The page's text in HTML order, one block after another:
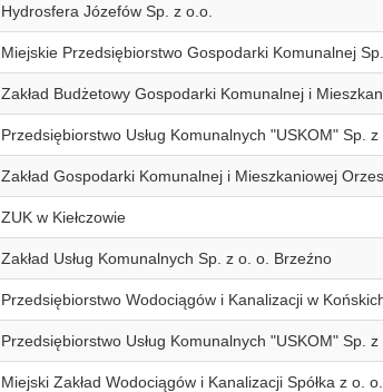
Hydrosfera Józefów Sp. z o.o.
Miejskie Przedsiębiorstwo Gospodarki Komunalnej
Zakład Budżetowy Gospodarki Komunalnej i
Przedsiębiorstwo Usług Komunalnych "USKOM" Sp. z
Zakład Gospodarki Komunalnej i Mieszkaniowej
ZUK w Kiełczowie
Zakład Usług Komunalnych Sp. z o. o. Brzeźno
Przedsiębiorstwo Wodociągów i Kanalizacji w
Przedsiębiorstwo Usług Komunalnych "USKOM" Sp. z
Miejski Zakład Wodociągów i Kanalizacji Spółka z o.